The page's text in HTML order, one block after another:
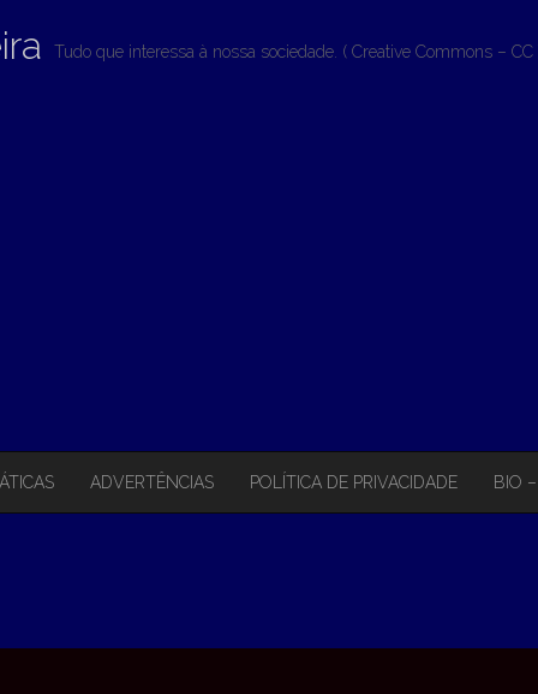
Tudo que interessa à nossa sociedade. ( Creative Commons – CC
ADVERTÊNCIAS POLÍTICA DE PRIVACIDADE BIO